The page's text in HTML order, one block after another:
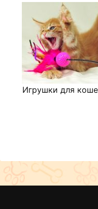
Игрушки для